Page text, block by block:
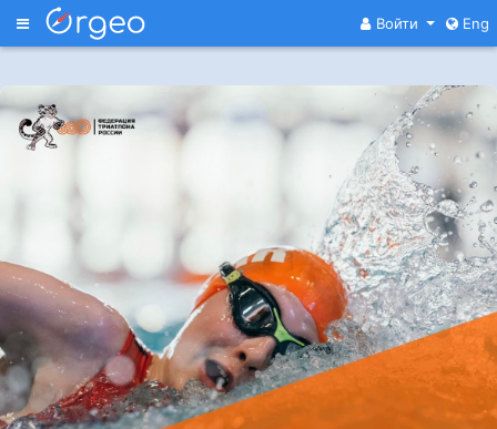
Меню Войти Eng